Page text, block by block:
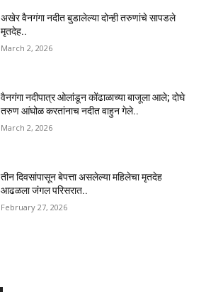
अखेर वैनगंगा नदीत बुडालेल्या दोन्ही तरुणांचे सापडले
मृतदेह..
March 2, 2026
वैनगंगा नदीपात्र ओलांडून कोंढाळाच्या बाजूला आले; दोघे
तरुण आंघोळ करतांनाच नदीत वाहुन गेले..
March 2, 2026
तीन दिवसांपासून बेपत्ता असलेल्या महिलेचा मृतदेह
आढळला जंगल परिसरात..
February 27, 2026